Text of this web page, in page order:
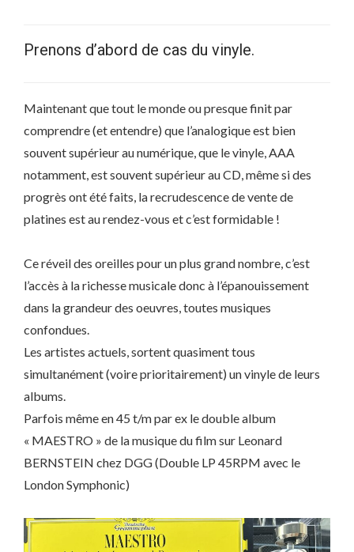
Prenons d’abord de cas du vinyle.
Maintenant que tout le monde ou presque finit par
comprendre (et entendre) que l’analogique est bien
souvent supérieur au numérique, que le vinyle, AAA
notamment, est souvent supérieur au CD, même si des
progrès ont été faits, la recrudescence de vente de
platines est au rendez-vous et c’est formidable !
Ce réveil des oreilles pour un plus grand nombre, c’est
l’accès à la richesse musicale donc à l’épanouissement
dans la grandeur des oeuvres, toutes musiques
confondues.
Les artistes actuels, sortent quasiment tous
simultanément (voire prioritairement) un vinyle de leurs
albums.
Parfois même en 45 t/m par ex le double album
« MAESTRO » de la musique du film sur Leonard
BERNSTEIN chez DGG (Double LP 45RPM avec le
London Symphonic)